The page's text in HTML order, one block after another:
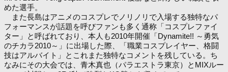
めた選手。
また長島はアニメのコスプレでノリノリで入場する独特なパ
フォーマンスが話題を呼びファンも多く通称「コスプレファイ
ター」と呼ばれており、本人も2010年開催「Dynamite!! ～勇気
のチカラ2010～」に出場した際、「職業コスプレイヤー、格闘
技はアルバイト」とこれまた独特なコメントを残している。ち
なみにその大会では、青木真也（パラエストラ東京）とMIXルー